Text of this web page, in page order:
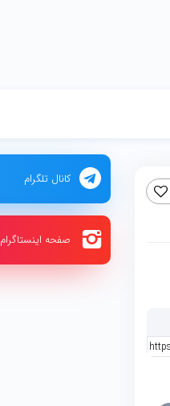
کانال تلگرام
صفحه اینستاگرام